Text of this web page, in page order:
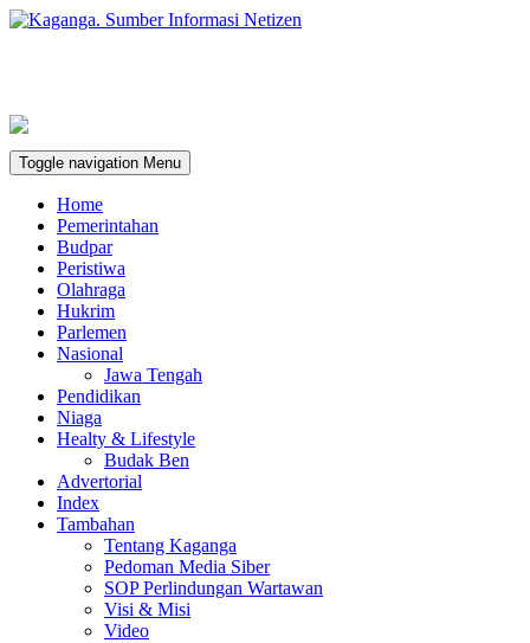
Toggle navigation Menu
Home
Pemerintahan
Budpar
Peristiwa
Olahraga
Hukrim
Parlemen
Nasional
Jawa Tengah
Pendidikan
Niaga
Healty & Lifestyle
Budak Ben
Advertorial
Index
Tambahan
Tentang Kaganga
Pedoman Media Siber
SOP Perlindungan Wartawan
Visi & Misi
Video